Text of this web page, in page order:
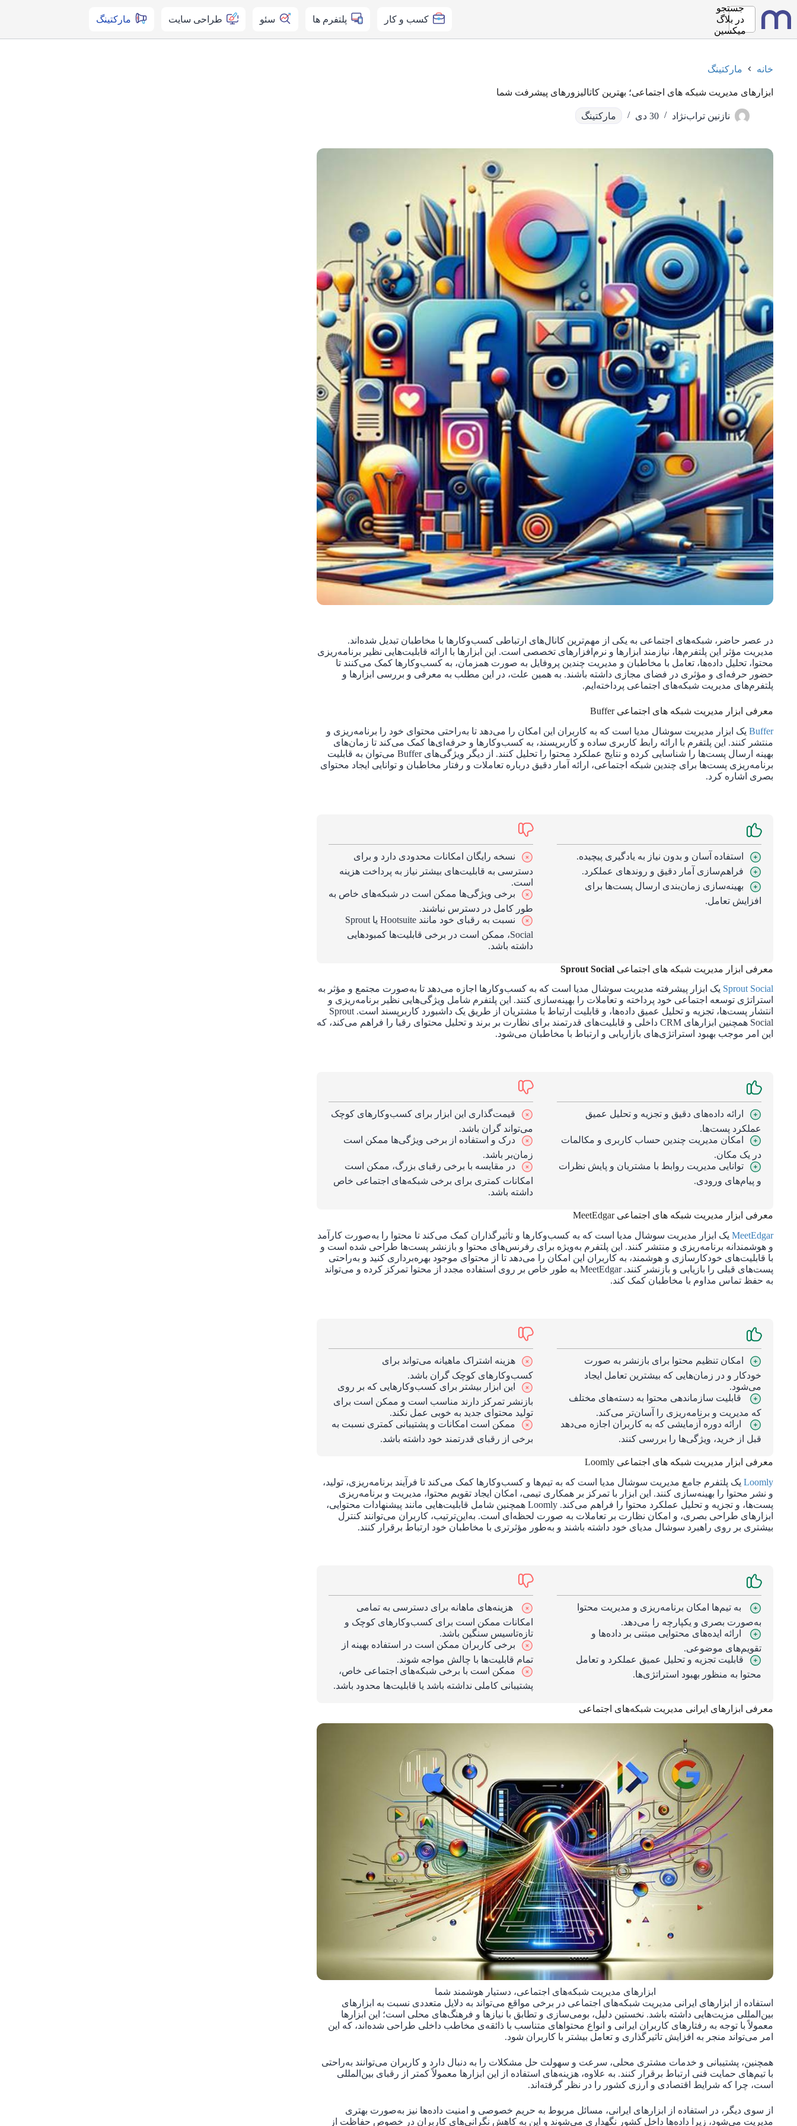
به
محتوا
جستجو
در بلاگ
میکسین
کسب و کار پلتفرم ها سئو طراحی سایت مارکتینگ
خانه مارکتینگ
ابزارهای مدیریت شبکه های اجتماعی؛ بهترین کاتالیزورهای پیشرفت شما
نازنین تراب‌نژاد 30 دی مارکتینگ
در عصر حاضر، شبکه‌های اجتماعی به یکی از مهم‌ترین کانال‌های ارتباطی کسب‌وکارها با مخاطبان تبدیل شده‌اند.
مدیریت مؤثر این پلتفرم‌ها، نیازمند ابزارها و نرم‌افزارهای تخصصی است. این ابزارها با ارائه قابلیت‌هایی نظیر برنامه‌ریزی
محتوا، تحلیل داده‌ها، تعامل با مخاطبان و مدیریت چندین پروفایل به صورت همزمان، به کسب‌وکارها کمک می‌کنند تا
حضور حرفه‌ای و مؤثری در فضای مجازی داشته باشند. به همین علت، در این مطلب به معرفی و بررسی ابزارها و
پلتفرم‌های مدیریت شبکه‌های اجتماعی پرداخته‌ایم.
معرفی ابزار مدیریت شبکه های اجتماعی Buffer
Buffer یک ابزار مدیریت سوشال مدیا است که به کاربران این امکان را می‌دهد تا به‌راحتی محتوای خود را برنامه‌ریزی و
منتشر کنند. این پلتفرم با ارائه رابط کاربری ساده و کاربرپسند، به کسب‌وکارها و حرفه‌ای‌ها کمک می‌کند تا زمان‌های
بهینه ارسال پست‌ها را شناسایی کرده و نتایج عملکرد محتوا را تحلیل کنند. از دیگر ویژگی‌های Buffer می‌توان به قابلیت
برنامه‌ریزی پست‌ها برای چندین شبکه اجتماعی، ارائه آمار دقیق درباره تعاملات و رفتار مخاطبان و توانایی ایجاد محتوای
بصری اشاره کرد.
استفاده آسان و بدون نیاز به یادگیری پیچیده.
فراهم‌سازی آمار دقیق و روندهای عملکرد.
بهینه‌سازی زمان‌بندی ارسال پست‌ها برای
افزایش تعامل.
نسخه رایگان امکانات محدودی دارد و برای
دسترسی به قابلیت‌های بیشتر نیاز به پرداخت هزینه
است.
برخی ویژگی‌ها ممکن است در شبکه‌های خاص به
طور کامل در دسترس نباشند.
نسبت به رقبای خود مانند Hootsuite یا Sprout
Social، ممکن است در برخی قابلیت‌ها کمبودهایی
داشته باشد.
معرفی ابزار مدیریت شبکه های اجتماعی Sprout Social
Sprout Social یک ابزار پیشرفته مدیریت سوشال مدیا است که به کسب‌وکارها اجازه می‌دهد تا به‌صورت مجتمع و مؤثر به
استراتژی توسعه اجتماعی خود پرداخته و تعاملات را بهینه‌سازی کنند. این پلتفرم شامل ویژگی‌هایی نظیر برنامه‌ریزی و
انتشار پست‌ها، تجزیه و تحلیل عمیق داده‌ها، و قابلیت ارتباط با مشتریان از طریق یک داشبورد کاربرپسند است. Sprout
Social همچنین ابزارهای CRM داخلی و قابلیت‌های قدرتمند برای نظارت بر برند و تحلیل محتوای رقبا را فراهم می‌کند، که
این امر موجب بهبود استراتژی‌های بازاریابی و ارتباط با مخاطبان می‌شود.
ارائه داده‌های دقیق و تجزیه و تحلیل عمیق
عملکرد پست‌ها.
امکان مدیریت چندین حساب کاربری و مکالمات
در یک مکان.
توانایی مدیریت روابط با مشتریان و پایش نظرات
و پیام‌های ورودی.
قیمت‌گذاری این ابزار برای کسب‌وکارهای کوچک
می‌تواند گران باشد.
درک و استفاده از برخی ویژگی‌ها ممکن است
زمان‌بر باشد.
در مقایسه با برخی رقبای بزرگ، ممکن است
امکانات کمتری برای برخی شبکه‌های اجتماعی خاص
داشته باشد.
معرفی ابزار مدیریت شبکه های اجتماعی MeetEdgar
MeetEdgar یک ابزار مدیریت سوشال مدیا است که به کسب‌وکارها و تأثیرگذاران کمک می‌کند تا محتوا را به‌صورت کارآمد
و هوشمندانه برنامه‌ریزی و منتشر کنند. این پلتفرم به‌ویژه برای رفرنس‌های محتوا و بازنشر پست‌ها طراحی شده است و
با قابلیت‌های خودکارسازی و هوشمند، به کاربران این امکان را می‌دهد تا از محتوای موجود بهره‌برداری کنید و به‌راحتی
پست‌های قبلی را بازیابی و بازنشر کنند. MeetEdgar به طور خاص بر روی استفاده مجدد از محتوا تمرکز کرده و می‌تواند
به حفظ تماس مداوم با مخاطبان کمک کند.
امکان تنظیم محتوا برای بازنشر به صورت
خودکار و در زمان‌هایی که بیشترین تعامل ایجاد
می‌شود.
قابلیت سازماندهی محتوا به دسته‌های مختلف
که مدیریت و برنامه‌ریزی را آسان‌تر می‌کند.
ارائه دوره آزمایشی که به کاربران اجازه می‌دهد
قبل از خرید، ویژگی‌ها را بررسی کنند.
هزینه اشتراک ماهیانه می‌تواند برای
کسب‌وکارهای کوچک گران باشد.
این ابزار بیشتر برای کسب‌وکارهایی که بر روی
بازنشر تمرکز دارند مناسب است و ممکن است برای
تولید محتوای جدید به خوبی عمل نکند.
ممکن است امکانات و پشتیبانی کمتری نسبت به
برخی از رقبای قدرتمند خود داشته باشد.
معرفی ابزار مدیریت شبکه های اجتماعی Loomly
Loomly یک پلتفرم جامع مدیریت سوشال مدیا است که به تیم‌ها و کسب‌وکارها کمک می‌کند تا فرآیند برنامه‌ریزی، تولید،
و نشر محتوا را بهینه‌سازی کنند. این ابزار با تمرکز بر همکاری تیمی، امکان ایجاد تقویم محتوا، مدیریت و برنامه‌ریزی
پست‌ها، و تجزیه و تحلیل عملکرد محتوا را فراهم می‌کند. Loomly همچنین شامل قابلیت‌هایی مانند پیشنهادات محتوایی،
ابزارهای طراحی بصری، و امکان نظارت بر تعاملات به صورت لحظه‌ای است. به‌این‌ترتیب، کاربران می‌توانند کنترل
بیشتری بر روی راهبرد سوشال مدیای خود داشته باشند و به‌طور مؤثرتری با مخاطبان خود ارتباط برقرار کنند.
به تیم‌ها امکان برنامه‌ریزی و مدیریت محتوا
به‌صورت بصری و یکپارچه را می‌دهد.
ارائه ایده‌های محتوایی مبتنی بر داده‌ها و
تقویم‌های موضوعی.
قابلیت تجزیه و تحلیل عمیق عملکرد و تعامل
محتوا به منظور بهبود استراتژی‌ها.
هزینه‌های ماهانه برای دسترسی به تمامی
امکانات ممکن است برای کسب‌وکارهای کوچک و
تازه‌تاسیس سنگین باشد.
برخی کاربران ممکن است در استفاده بهینه از
تمام قابلیت‌ها با چالش مواجه شوند.
ممکن است با برخی شبکه‌های اجتماعی خاص،
پشتیبانی کاملی نداشته باشد یا قابلیت‌ها محدود باشد.
معرفی ابزارهای ایرانی مدیریت شبکه‌های اجتماعی
ابزارهای مدیریت شبکه‌های اجتماعی، دستیار هوشمند شما
استفاده از ابزارهای ایرانی مدیریت شبکه‌های اجتماعی در برخی مواقع می‌تواند به دلایل متعددی نسبت به ابزارهای
بین‌المللی مزیت‌هایی داشته باشد. نخستین دلیل، بومی‌سازی و تطابق با نیازها و فرهنگ‌های محلی است؛ این ابزارها
معمولاً با توجه به رفتارهای کاربران ایرانی و انواع محتواهای متناسب با ذائقه‌ی مخاطب داخلی طراحی شده‌اند، که این
امر می‌تواند منجر به افزایش تاثیرگذاری و تعامل بیشتر با کاربران شود.
همچنین، پشتیبانی و خدمات مشتری محلی، سرعت و سهولت حل مشکلات را به دنبال دارد و کاربران می‌توانند به‌راحتی
با تیم‌های حمایت فنی ارتباط برقرار کنند. به علاوه، هزینه‌های استفاده از این ابزارها معمولاً کمتر از رقبای بین‌المللی
است، چرا که شرایط اقتصادی و ارزی کشور را در نظر گرفته‌اند.
از سوی دیگر، در استفاده از ابزارهای ایرانی، مسائل مربوط به حریم خصوصی و امنیت داده‌ها نیز به‌صورت بهتری
مدیریت می‌شود، زیرا داده‌ها داخل کشور نگهداری می‌شوند و این به کاهش نگرانی‌های کاربران در خصوص حفاظت از